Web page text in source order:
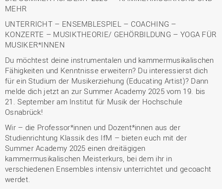
MEHR
UNTERRICHT – ENSEMBLESPIEL – COACHING –
KONZERTE – MUSIKTHEORIE/ GEHÖRBILDUNG – YOGA FÜR
MUSIKER*INNEN
Du möchtest deine instrumentalen und kammermusikalischen
Fähigkeiten und Kenntnisse erweitern? Du interessierst dich
für ein Studium der Musikerziehung (Educating Artist)? Dann
melde dich jetzt an zur Summer Academy 2025 vom 19. bis
21. September am Institut für Musik der Hochschule
Osnabrück!
Wir – die Professor*innen und Dozent*innen aus der
Studienrichtung Klassik des IfM – bieten euch mit der
Summer Academy 2025 einen dreitägigen
kammermusikalischen Meisterkurs, bei dem ihr in
verschiedenen Ensembles intensiv unterrichtet und gecoacht
werdet.